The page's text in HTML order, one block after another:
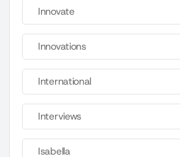
Innovate
Innovations
International
Interviews
Isabella